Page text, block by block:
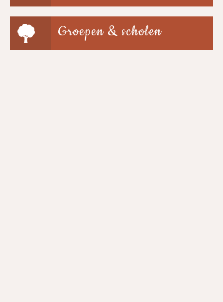
Groepen & scholen